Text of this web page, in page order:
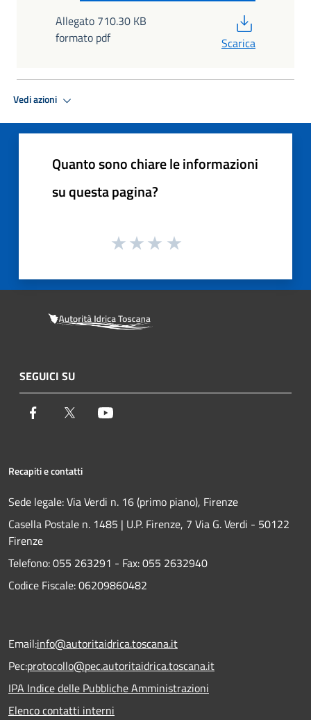
Allegato 710.30 KB
formato pdf
Scarica
Vedi azioni
Quanto sono chiare le informazioni
su questa pagina?
SEGUICI SU
Facebook Twitter
Recapiti e contatti
Sede legale: Via Verdi n. 16 (primo piano), Firenze
Casella Postale n. 1485 | U.P. Firenze, 7 Via G. Verdi - 50122
Firenze
Telefono:055 263291 - Fax:055 2632940
Codice Fiscale: 06209860482
Email:info@autoritaidrica.toscana.it
Pec:protocollo@pec.autoritaidrica.toscana.it
IPA Indice delle Pubbliche Amministrazioni
Elenco contatti interni